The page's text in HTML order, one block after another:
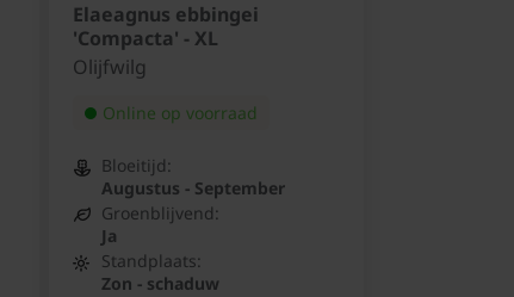
Elaeagnus ebbingei
'Compacta' - XL
Olijfwilg
Online op voorraad
Bloeitijd:
Augustus - September
Groenblijvend:
Ja
Standplaats:
Zon - schaduw